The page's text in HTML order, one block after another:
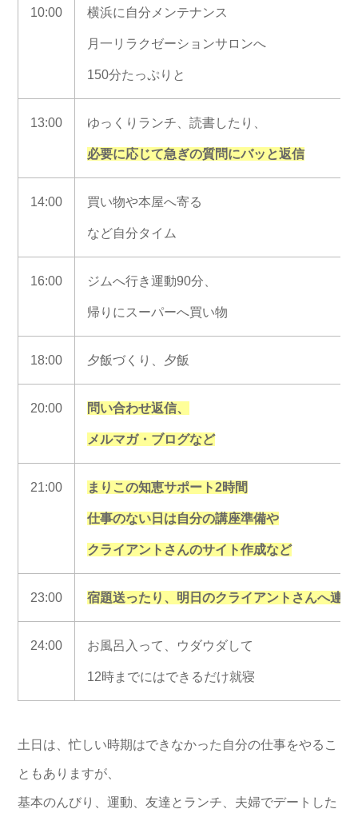
10:00 横浜に自分メンテナンス
月一リラクゼーションサロンへ
150分たっぷりと
13:00 ゆっくりランチ、読書したり、
必要に応じて急ぎの質問にバッと返信
14:00 買い物や本屋へ寄る
など自分タイム
16:00 ジムへ行き運動90分、
帰りにスーパーへ買い物
18:00 夕飯づくり、夕飯
20:00 問い合わせ返信、
メルマガ・ブログなど
21:00 まりこの知恵サポート2時間
仕事のない日は自分の講座準備や
クライアントさんのサイト作成など
23:00 宿題送ったり、明日のクライアントさんへ連絡
24:00 お風呂入って、ウダウダして
12時までにはできるだけ就寝
土日は、忙しい時期はできなかった自分の仕事をやるこ
ともありますが、
基本のんびり、運動、友達とランチ、夫婦でデートした